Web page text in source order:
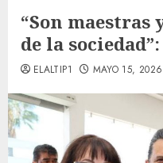
“Son maestras
de la
ELALTIP1 MAYO 15, 2026